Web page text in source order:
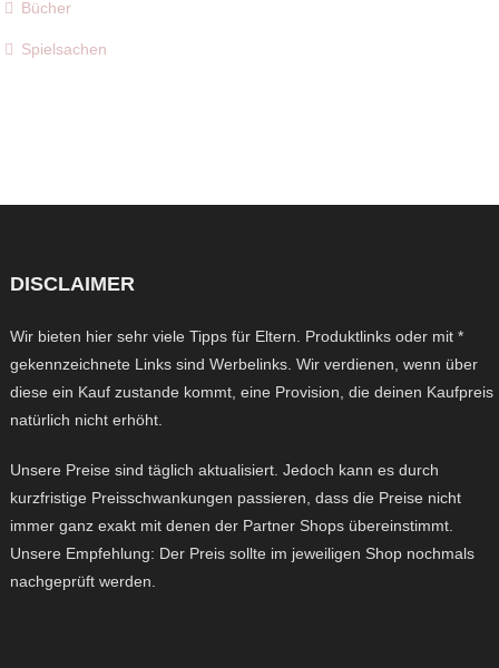
Bücher
Spielsachen
DISCLAIMER
Wir bieten hier sehr viele Tipps für Eltern. Produktlinks oder mit *
gekennzeichnete Links sind Werbelinks. Wir verdienen, wenn über
diese ein Kauf zustande kommt, eine Provision, die deinen Kaufpreis
natürlich nicht erhöht.
Unsere Preise sind täglich aktualisiert. Jedoch kann es durch
kurzfristige Preisschwankungen passieren, dass die Preise nicht
immer ganz exakt mit denen der Partner Shops übereinstimmt.
Unsere Empfehlung: Der Preis sollte im jeweiligen Shop nochmals
nachgeprüft werden.